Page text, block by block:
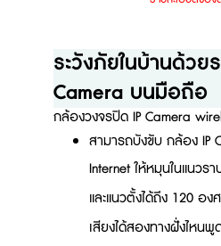
ระวังภัยในบ้านด้วยร
Camera บนมือถือ
กล้องวงจรปิด IP Camera
สามารถบังขับ กล้อง IP
Internet ให้หมุนในแนวร
และแนวตั้งได้ถึง 120 อ
เสียงได้สองทางฝั่งไหน